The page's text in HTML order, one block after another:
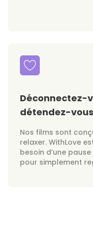
Déconnectez-
détendez-vous
Nos films sont
relaxer. WithLove
besoin d’une
pour simplement